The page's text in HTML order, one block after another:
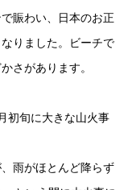
賑わい、日本のお正
りました。ビーチで
さがあります。
初旬に大きな山火事
雨がほとんど降らず